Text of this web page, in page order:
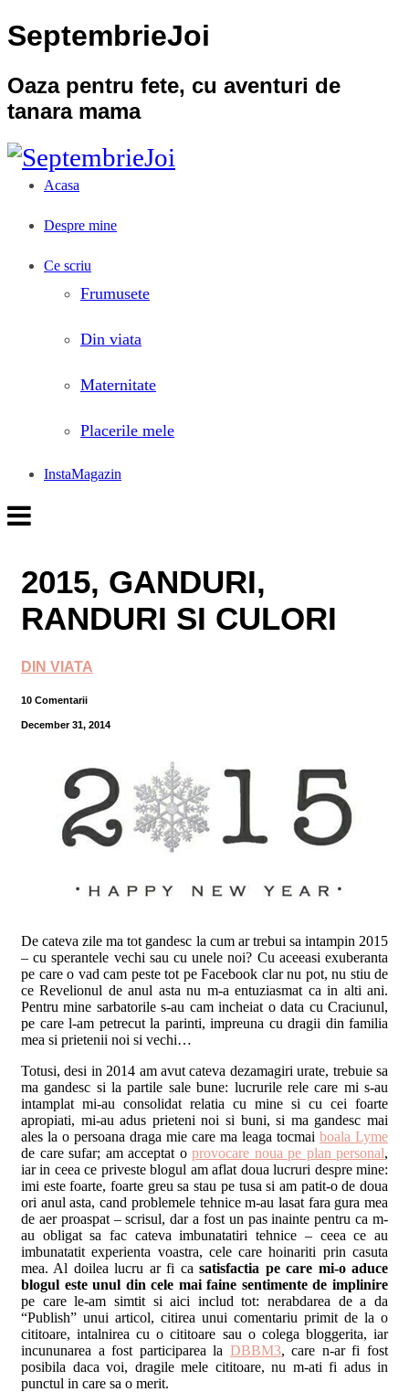
SeptembrieJoi
Oaza pentru fete, cu aventuri de
tanara mama
Acasa
Despre mine
Ce scriu
Frumusete
Din viata
Maternitate
Placerile mele
InstaMagazin
2015, GANDURI,
RANDURI SI CULORI
DIN VIATA
10 Comentarii
December 31, 2014
De cateva zile ma tot gandesc la cum ar trebui sa intampin 2015
– cu sperantele vechi sau cu unele noi? Cu aceeasi exuberanta
pe care o vad cam peste tot pe Facebook clar nu pot, nu stiu de
ce Revelionul de anul asta nu m-a entuziasmat ca in alti ani.
Pentru mine sarbatorile s-au cam incheiat o data cu Craciunul,
pe care l-am petrecut la parinti, impreuna cu dragii din familia
mea si prietenii noi si vechi…
Totusi, desi in 2014 am avut cateva dezamagiri urate, trebuie sa
ma gandesc si la partile sale bune: lucrurile rele care mi s-au
intamplat mi-au consolidat relatia cu mine si cu cei foarte
apropiati, mi-au adus prieteni noi si buni, si ma gandesc mai
ales la o persoana draga mie care ma leaga tocmai boala Lyme
de care sufar; am acceptat o provocare noua pe plan personal,
iar in ceea ce priveste blogul am aflat doua lucruri despre mine:
imi este foarte, foarte greu sa stau pe tusa si am patit-o de doua
ori anul asta, cand problemele tehnice m-au lasat fara gura mea
de aer proaspat – scrisul, dar a fost un pas inainte pentru ca m-
au obligat sa fac cateva imbunatatiri tehnice – ceea ce au
imbunatatit experienta voastra, cele care hoinariti prin casuta
mea. Al doilea lucru ar fi ca satisfactia pe care mi-o aduce
blogul este unul din cele mai faine sentimente de implinire
pe care le-am simtit si aici includ tot: nerabdarea de a da
“Publish” unui articol, citirea unui comentariu primit de la o
cititoare, intalnirea cu o cititoare sau o colega bloggerita, iar
incununarea a fost participarea la DBBM3, care n-ar fi fost
posibila daca voi, dragile mele cititoare, nu m-ati fi adus in
punctul in care sa o merit.